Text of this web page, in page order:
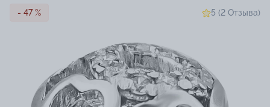
- 47 % 5 (2 Отзыва)